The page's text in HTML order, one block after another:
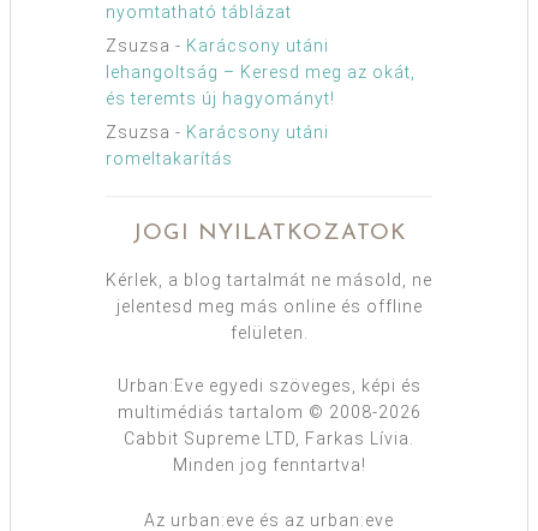
nyomtatható táblázat
Zsuzsa - Karácsony utáni
lehangoltság – Keresd meg az okát,
és teremts új hagyományt!
Zsuzsa - Karácsony utáni
romeltakarítás
JOGI NYILATKOZATOK
Kérlek, a blog tartalmát ne másold, ne
jelentesd meg más online és offline
felületen.
Urban:Eve egyedi szöveges, képi és
multimédiás tartalom © 2008-2026
Cabbit Supreme LTD, Farkas Lívia.
Minden jog fenntartva!
Az urban:eve és az urban:eve